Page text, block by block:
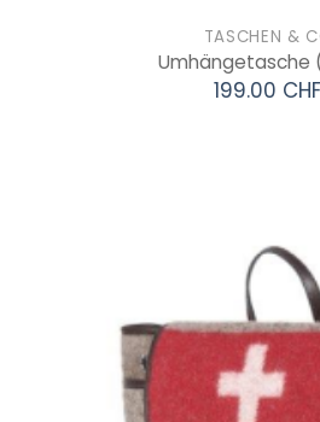
TASCHEN &
Umhängetasche
199.00 CHF